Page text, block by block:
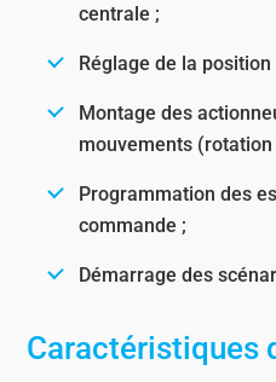
centrale ;
Réglage de la
Montage des
mouvements
Programmation des
commande ;
Démarrage des
Caractéristiques